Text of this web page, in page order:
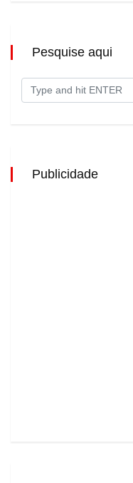
Pesquise aqui
Publicidade